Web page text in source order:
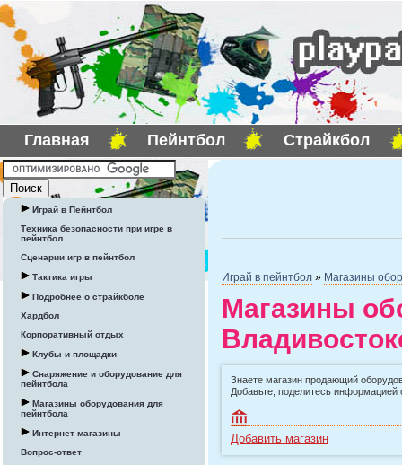
Главная Пейнтбол Страйкбол
Играй в Пейнтбол
Техника безопасности при игре в
пейнтбол
Сценарии игр в пейнтбол
Тактика игры
Подробнее о страйкболе
Хардбол
Корпоративный отдых
Клубы и площадки
Снаряжение и оборудование для
пейнтбола
Магазины оборудования для
пейнтбола
Интернет магазины
Вопрос-ответ
Играй в пейнтбол » Магазины
Магазины
Знаете магазин продающий
Добавьте, поделитесь
Добавить магазин